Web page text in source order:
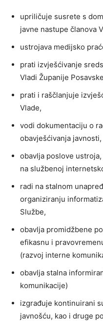
upriličuje susrete s
javne nastupe članova
ustrojava medijsko
prati izvješćivanje
Vladi Županije
prati i raščlanjuje
Vlade,
vodi dokumentaciju o
obavješćivanja javnosti,
obavlja poslove
na službenoj
radi na stalnom
organiziranju
Službe,
obavlja promidžbene
efikasnu i
(razvoj interne
obavlja stalna
komunikacije)
izgrađuje kontinuirani
javnošću, kao i druge